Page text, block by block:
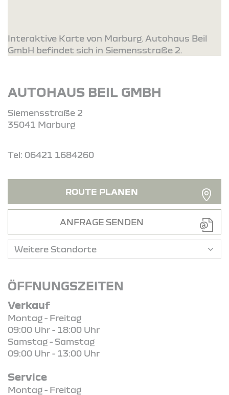
Interaktive Karte von Marburg. Autohaus Beil
GmbH befindet sich in Siemensstraße 2.
AUTOHAUS BEIL GMBH
Siemensstraße 2
35041 Marburg
Tel: 06421 1684260
ROUTE PLANEN
ANFRAGE SENDEN
ÖFFNUNGSZEITEN
Verkauf
Montag - Freitag
09:00 Uhr - 18:00 Uhr
Samstag - Samstag
09:00 Uhr - 13:00 Uhr
Service
Montag - Freitag